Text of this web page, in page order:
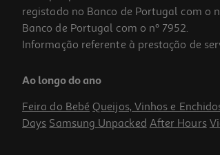
4.99 €/un
4,99 €
registado no Banco de Portugal com o
Banco de Portugal com o nº 7952.
Informação referente à prestação de
Ao longo do ano
Feira do Bebé Queijos, Vinhos e
Days Samsung Unpacked After Hours